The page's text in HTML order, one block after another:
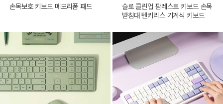
손목보호 키보드 메모리폼 패드
슬로 클린업 팜레스트 키보드 손목
받침대 텐키리스 기계식 키보드